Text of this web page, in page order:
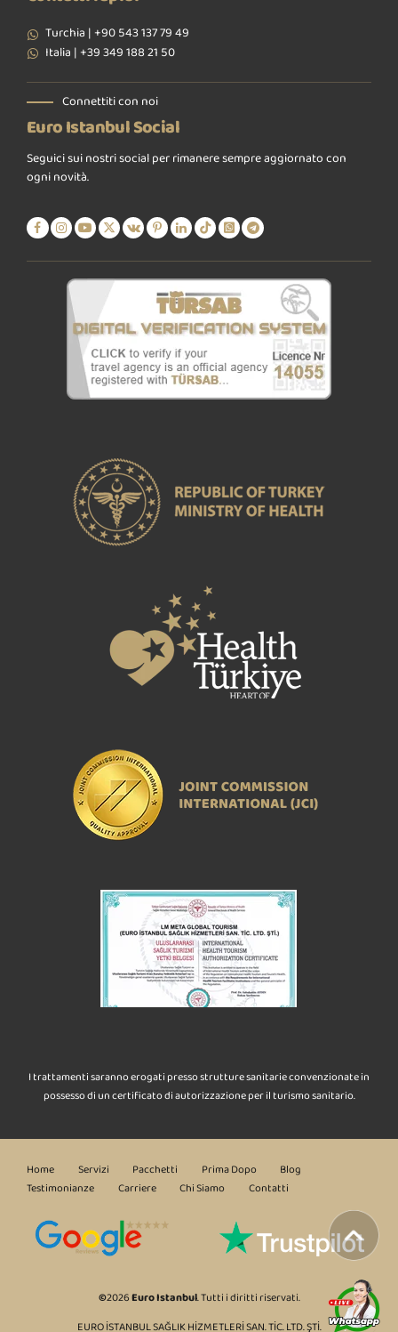
Turchia | +90 543 137 79 49
Italia | +39 349 188 21 50
Connettiti con noi
Euro Istanbul Social
Seguici sui nostri social per rimanere sempre aggiornato con
ogni novità.
I trattamenti saranno erogati presso strutture sanitarie convenzionate in
possesso di un certificato di autorizzazione per il turismo sanitario.
Home Servizi Pacchetti Prima Dopo
Blog
Testimonianze
Carriere Chi Siamo Contatti
©2026Euro Istanbul. Tutti i diritti riservati.
EURO İSTANBUL SAĞLIK HİZMETLERİ SAN. TİC. LTD. ŞTİ.